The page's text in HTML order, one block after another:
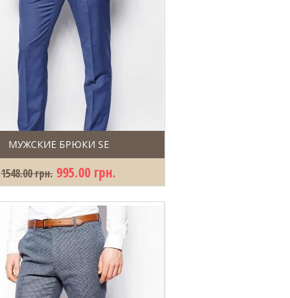
МУЖСКИЕ БРЮКИ SE
1548.00 грн. 995.00 грн.